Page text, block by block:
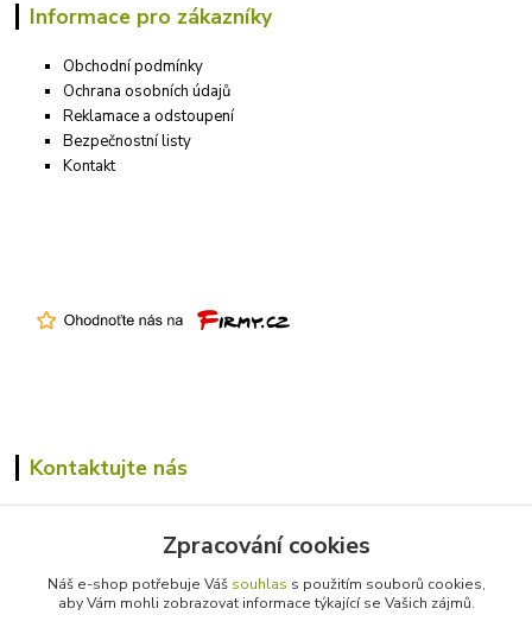
Informace pro zákazníky
Obchodní podmínky
Ochrana osobních údajů
Reklamace a odstoupení
Bezpečnostní listy
Kontakt
Kontaktujte nás
info@farmico.cz
Zpracování cookies
Náš e-shop potřebuje Váš souhlas s použitím souborů cookies,
aby Vám mohli zobrazovat informace týkající se Vašich zájmů.